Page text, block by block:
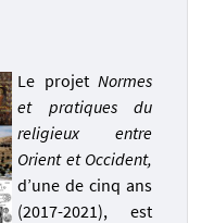
Le projet Normes
et pratiques du
religieux entre
Orient et Occident,
d’une de cinq ans
(2017-2021), est